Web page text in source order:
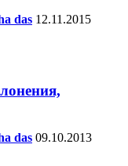
das 12.11.2015
das 09.10.2013